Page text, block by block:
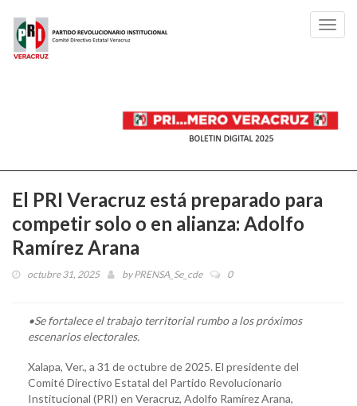
El PRI Veracruz está preparado para
competir solo o en alianza: Adolfo
Ramírez Arana
octubre 31, 2025 byPRENSA_Se_cde 0
•Se fortalece el trabajo territorial rumbo a los próximos
escenarios electorales.
Xalapa, Ver., a 31 de octubre de 2025. El presidente del
Comité Directivo Estatal del Partido Revolucionario
Institucional (PRI) en Veracruz, Adolfo Ramírez Arana,